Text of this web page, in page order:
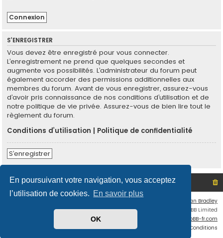
En poursuivant votre navigation, vous acceptez
l’utilisation de cookies. En savoir plus
OK
S’ENREGISTRER
Vous devez être enregistré pour vous connecter.
L’enregistrement ne prend que quelques secondes et
augmente vos possibilités. L’administrateur du forum peut
également accorder des permissions additionnelles aux
membres du forum. Avant de vous enregistrer, assurez-vous
d’avoir pris connaissance de nos conditions d’utilisation et de
notre politique de vie privée. Assurez-vous de bien lire tout le
règlement du forum.
Conditions d’utilisation
Politique de confidentialité
S’enregistrer
Site non officiel sur le SCO d'Angers Index du forum
Ian Bradley
Développé parphpBB® Forum Software © phpBB Limited
phpBB-fr.com
Conditions